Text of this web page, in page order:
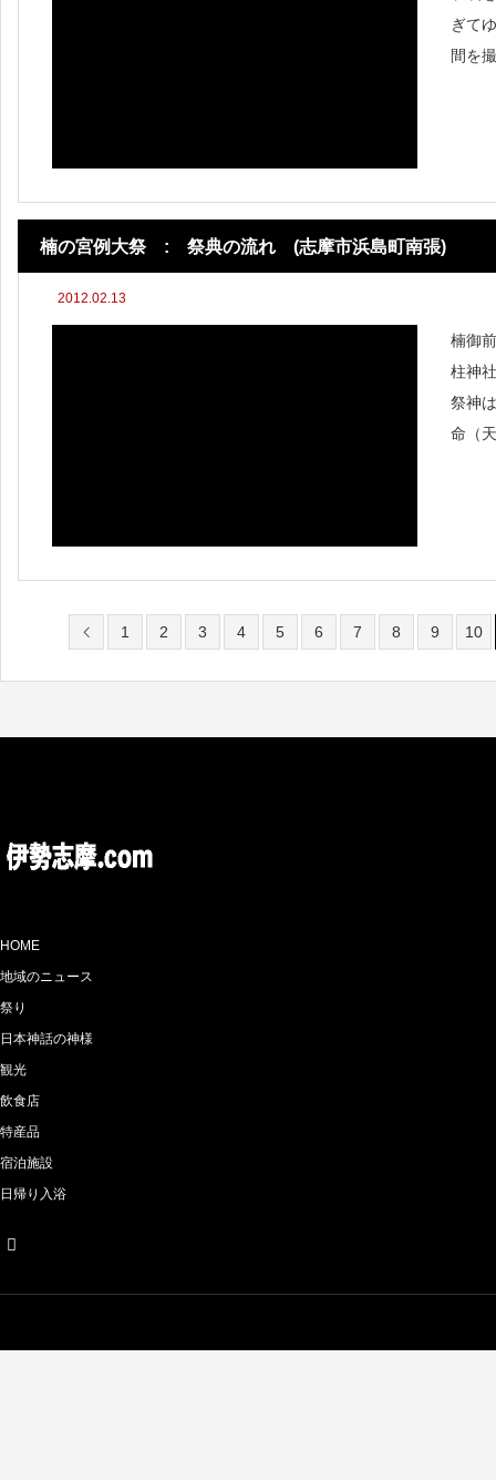
ぎて
間を
楠の宮例大祭 : 祭典の流れ (志摩市浜島町南張)
2012.02.13
楠御
柱神
祭神
命（
1 2 3 4 5 6 7 8 9 10
HOME
地域のニュース
祭り
日本神話の神様
観光
飲食店
特産品
宿泊施設
日帰り入浴